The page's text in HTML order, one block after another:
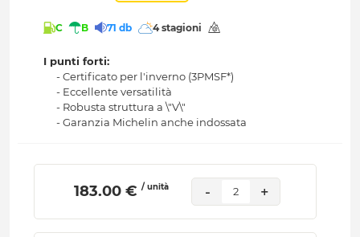
C B 71 db 4 stagioni
I punti forti:
- Certificato per l'inverno (3PMSF*)
- Eccellente versatilità
- Robusta struttura a \"V\"
- Garanzia Michelin anche indossata
183.00 € / unità - 2 +